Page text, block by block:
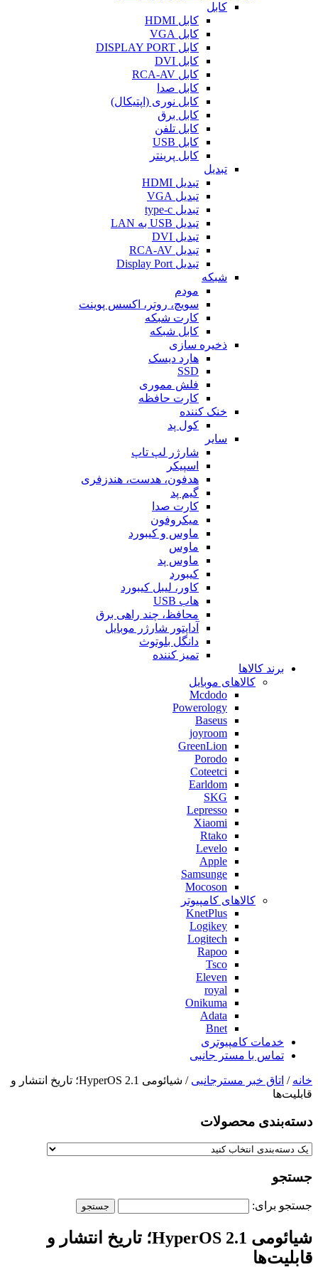
کابل
کابل HDMI
کابل VGA
کابل DISPLAY PORT
کابل DVI
کابل RCA-AV
کابل صدا
کابل نوری (اپتیکال)
کابل برق
کابل تلفن
کابل USB
کابل پرینتر
تبدیل
تبدیل HDMI
تبدیل VGA
تبدیل type-c
تبدیل USB به LAN
تبدیل DVI
تبدیل RCA-AV
تبدیل Display Port
شبکه
مودم
سویچ، روتر، اکسس پوینت
کارت شبکه
کابل شبکه
ذخیره سازی
هارد دیسک
SSD
فلش مموری
کارت حافظه
خنک کننده
کول پد
سایر
شارژر لپ تاپ
اسپیکر
هدفون، هدست، هندزفری
گیم پد
کارت صدا
میکروفون
ماوس و کیبورد
ماوس
ماوس پد
کیبورد
کاور، لیبل کیبورد
هاب USB
محافظ، چند راهی برق
آداپتور شارژر موبایل
دانگل بلوتوث
تمیز کننده
برند کالاها
کالاهای موبایل
Mcdodo
Powerology
Baseus
joyroom
GreenLion
Porodo
Coteetci
Earldom
SKG
Lepresso
Xiaomi
Rtako
Levelo
Apple
Samsunge
Mocoson
کالاهای کامپیوتر
KnetPlus
Logikey
Logitech
Rapoo
Tsco
Eleven
royal
Onikuma
Adata
Bnet
خدمات کامپیوتری
تماس با مستر جانبی
خانه / اتاق خبر مسترجانبی
/ شیائومی HyperOS 2.1؛ تاریخ انتشار و
قابلیت‌ها
دسته‌بندی‌ محصولات
جستجو
جستجو برای:
شیائومی HyperOS 2.1؛ تاریخ انتشار و
قابلیت‌ها